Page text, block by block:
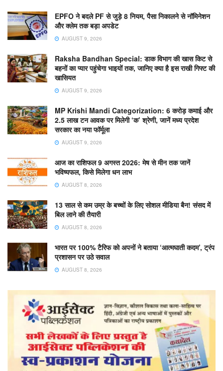
EPFO ने बदले PF से जुड़े 8 नियम, पैसा निकालने से नॉमिनेशन
और क्लेम तक बड़ा अपडेट
AUGUST 9, 2026
Raksha Bandhan Special: डाक विभाग की खास किट से
बहनों का प्यार पहुंचेगा भाइयों तक, जानिए क्या है इस राखी गिफ्ट की
खासियत
AUGUST 9, 2026
MP Krishi Mandi Categorization: 6 करोड़ कमाई और
2.5 लाख टन आवक पर मिलेगी ‘क’ श्रेणी, जानें मध्य प्रदेश
सरकार का नया फॉर्मूला
AUGUST 9, 2026
आज का राशिफल 9 अगस्त 2026: मेष से मीन तक जानें
भविष्यफल, किसे मिलेगा धन लाभ
AUGUST 8, 2026
13 साल से कम उम्र के बच्चों के लिए सोशल मीडिया बैन! संसद में
बिल लाने की तैयारी
AUGUST 8, 2026
भारत पर 100% टैरिफ को अपनों ने बताया ‘आत्मघाती कदम’, ट्रंप
प्रशासन पर उठे सवाल
AUGUST 8, 2026